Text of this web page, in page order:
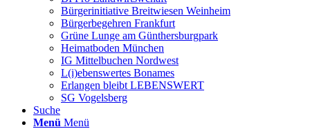
Bürgerinitiative Breitwiesen Weinheim
Bürgerbegehren Frankfurt
Grüne Lunge am Günthersburgpark
Heimatboden München
IG Mittelbuchen Nordwest
L(i)ebenswertes Bonames
Erlangen bleibt LEBENSWERT
SG Vogelsberg
Suche
Menü Menü